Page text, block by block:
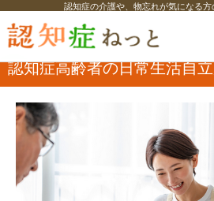
認知症の介護や、物忘れが気になる
認知症ねっと 認知症を知る 認知症のケア
生活自立度
認知症高齢者の日常生活自